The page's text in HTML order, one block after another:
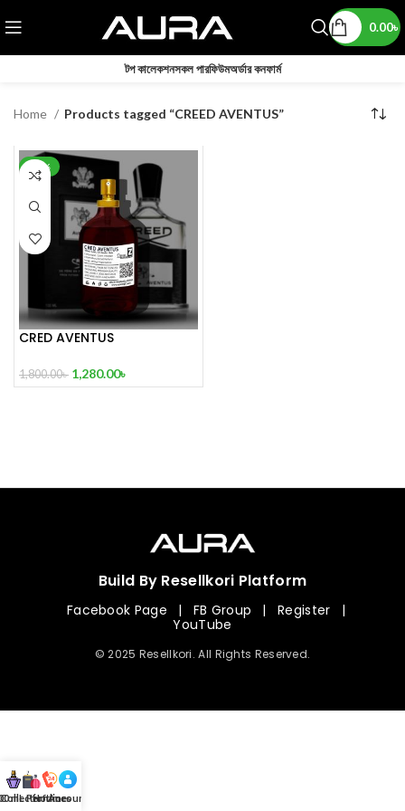
0.00৳
টপ কালেকশনসকল পারফিউমঅর্ডার কনফার্ম
Home Products tagged “CREED AVENTUS”
-29%
CRED AVENTUS
1,800.00৳ 1,280.00৳
Build By Resellkori Platform
Facebook Page | FB Group | Register
|
YouTube
© 2025 Resellkori. All Rights Reserved.
mL Perfumes
Hotline
Account